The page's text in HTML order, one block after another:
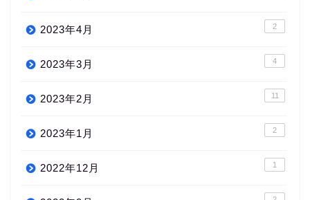
2023年4月 2
2023年3月 4
2023年2月 11
2023年1月 2
2022年12月 1